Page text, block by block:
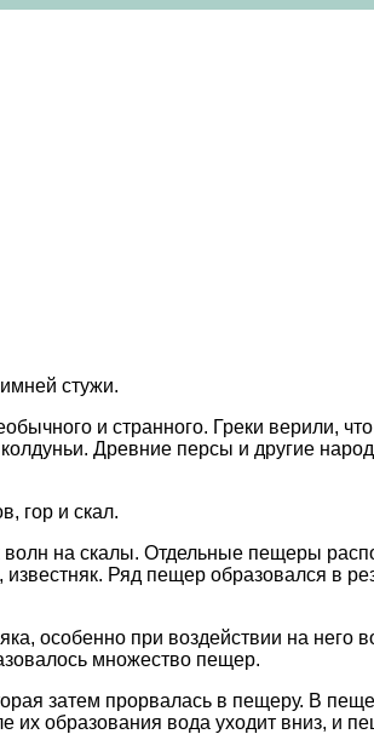
стужи.
и странного. Греки верили,
Древние персы и другие
гор и скал.
волн на скалы. Отдельные пещеры
Ряд пещер образовался в
особенно при воздействии на него
множество пещер.
затем прорвалась в пещеру. В
их образования вода уходит вниз, и